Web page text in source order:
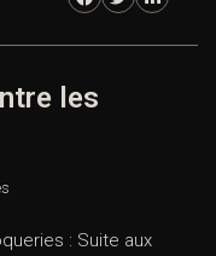
les
: Suite aux